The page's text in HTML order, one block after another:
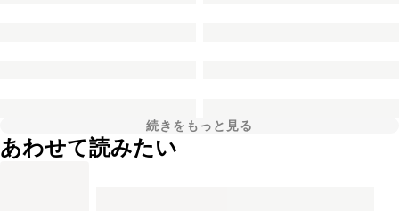
続きをもっと見る
あわせて読みたい